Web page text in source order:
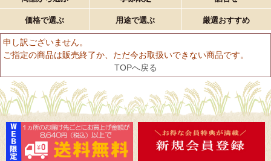
価格で選ぶ 用途で選ぶ 厳選おすすめ
申し訳ございません。
ご指定の商品は販売終了か、ただ今お取扱いできない商品です。
TOPへ戻る